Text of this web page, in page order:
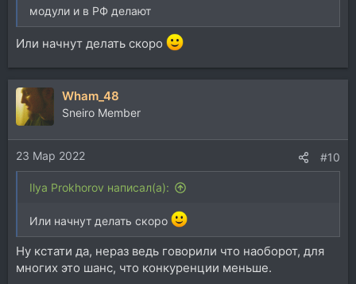
модули и в РФ делают
Или начнут делать скоро
Wham_48
Sneiro Member
23 Мар 2022 #10
Ilya Prokhorov написал(а):
Или начнут делать скоро
Ну кстати да, нераз ведь говорили что наоборот, для
многих это шанс, что конкуренции меньше.